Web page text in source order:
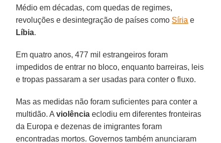
Médio em décadas, com quedas de regimes,
revoluções e desintegração de países como Síria e
Líbia.
Em quatro anos, 477 mil estrangeiros foram
impedidos de entrar no bloco, enquanto barreiras, leis
e tropas passaram a ser usadas para conter o fluxo.
Mas as medidas não foram suficientes para conter a
multidão. Aviolência eclodiu em diferentes fronteiras
da Europa e dezenas de imigrantes foram
encontradas mortos. Governos também anunciaram